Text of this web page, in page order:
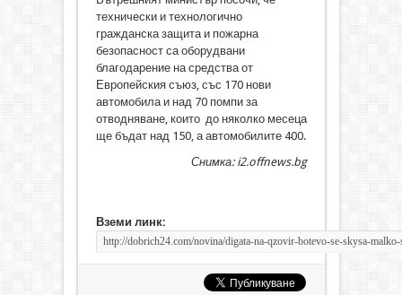
технически и технологично
гражданска защита и пожарна
безопасност са оборудвани
благодарение на средства от
Европейския съюз, със 170 нови
автомобила и над 70 помпи за
отводняване, които до няколко месеца
ще бъдат над 150, а автомобилите 400.
Снимка: i2.offnews.bg
Вземи линк: